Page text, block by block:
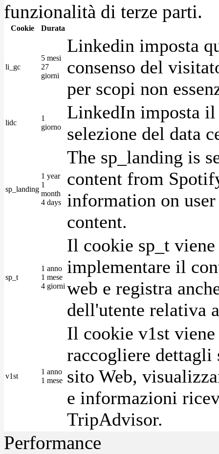
funzionalità di terze parti.
Cookie Durata
li_gc
5 mesi
27
giorni
Linkedin imposta
consenso del
per scopi non
lidc
1
giorno
LinkedIn imposta
selezione del data
sp_landing
1 year
1
month
4 days
The sp_landing is
content from
information on
content.
sp_t
1 anno
1 mese
4 giorni
Il cookie sp_t
implementare il
web e registra
dell'utente relativa
v1st
1 anno
1 mese
Il cookie v1st
raccogliere
sito Web,
e informazioni
TripAdvisor.
Performance